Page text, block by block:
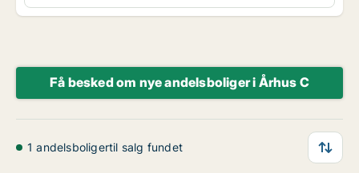
Få besked om nye andelsboliger i Århus C
1 andelsboligertil salg fundet